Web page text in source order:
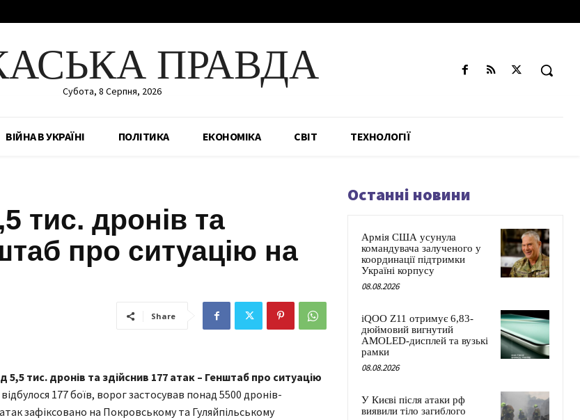
ПРАВДА
Субота, 8 Серпня, 2026
ВІЙНА В УКРАЇНІ ПОЛІТИКА ЕКОНОМІКА СВІТ ТЕХНОЛОГІЇ
тис. дронів та
про ситуацію на
Share
5,5 тис. дронів та здійснив 177 атак – Генштаб про ситуацію
177 боїв, ворог застосував понад 5500 дронів-
зафіксовано на Покровському та Гуляйпільському
Останні новини
Армія США усунула
командувача залученого у
координації підтримки
Україні корпусу
08.08.2026
iQOO Z11 отримує 6,83-
дюймовий вигнутий
AMOLED-дисплей та вузькі
рамки
08.08.2026
У Києві після атаки рф
виявили тіло загиблого